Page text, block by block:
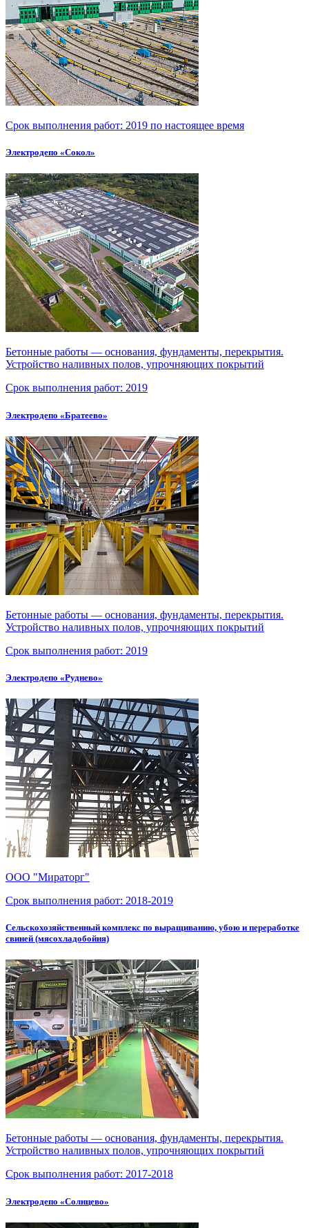
Срок выполнения работ: 2019 по настоящее время
Электродепо «Сокол»
Бетонные работы — основания, фундаменты, перекрытия.
Устройство наливных полов, упрочняющих покрытий
Срок выполнения работ: 2019
Электродепо «Братеево»
Бетонные работы — основания, фундаменты, перекрытия.
Устройство наливных полов, упрочняющих покрытий
Срок выполнения работ: 2019
Электродепо «Руднево»
ООО "Мираторг"
Срок выполнения работ: 2018-2019
Сельскохозяйственный комплекс по выращиванию, убою и переработке
свиней (мясохладобойня)
Бетонные работы — основания, фундаменты, перекрытия.
Устройство наливных полов, упрочняющих покрытий
Срок выполнения работ: 2017-2018
Электродепо «Солнцево»